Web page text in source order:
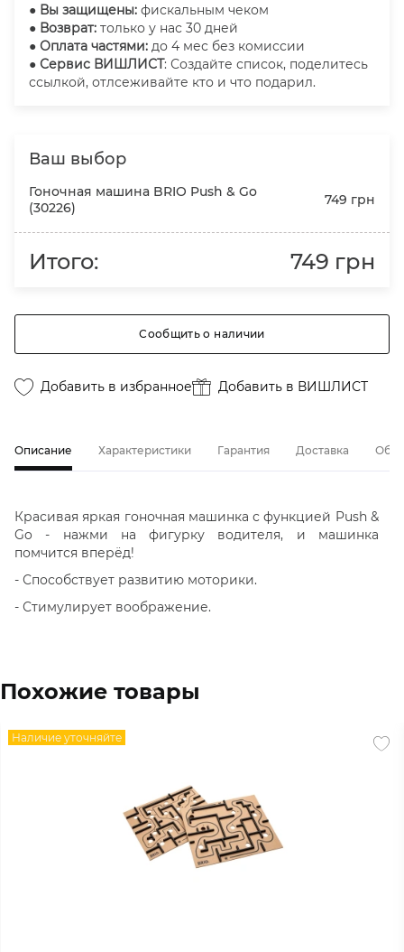
● Вы защищены: фискальным чеком
● Возврат: только у нас 30 дней
● Оплата частями: до 4 мес без комиссии
● Сервис ВИШЛИСТ: Создайте список, поделитесь
ссылкой, отлсеживайте кто и что подарил.
Ваш выбор
Гоночная машина BRIO Push & Go
(30226)
749 грн
Итого: 749 грн
Сообщить о наличии
Добавить в избранное Добавить в ВИШЛИСТ
Описание Характеристики Гарантия Доставка
Красивая яркая гоночная машинка с функцией Push &
Go - нажми на фигурку водителя, и машинка
помчится вперёд!
- Способствует развитию моторики.
- Стимулирует воображение.
Похожие товары
Наличие уточняйте